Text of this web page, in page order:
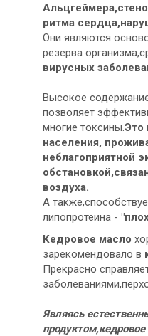
ритма
Они являются
резерва
вирусных
Высокое
позволяет
многие токсины.Это
населения,
неблагоприятной
воздуха.
А
липопротеина -
Кедровое масло
зарекомендовало в
Прекрасно
Являясь